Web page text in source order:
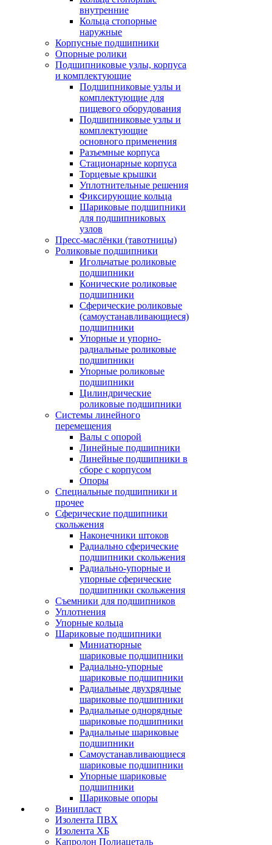
внутренние
Кольца стопорные
наружные
Корпусные подшипники
Опорные ролики
Подшипниковые узлы, корпуса
и комплектующие
Подшипниковые узлы и
комплектующие для
пищевого оборудования
Подшипниковые узлы и
комплектующие
основного применения
Разъемные корпуса
Стационарные корпуса
Торцевые крышки
Уплотнительные решения
Фиксирующие кольца
Шариковые подшипники
для подшипниковых
узлов
Пресс-маслёнки (тавотницы)
Роликовые подшипники
Игольчатые роликовые
подшипники
Конические роликовые
подшипники
Сферические роликовые
(самоустанавливающиеся)
подшипники
Упорные и упорно-
радиальные роликовые
подшипники
Упорные роликовые
подшипники
Цилиндрические
роликовые подшипники
Системы линейного
перемещения
Валы с опорой
Линейные подшипники
Линейные подшипники в
сборе с корпусом
Опоры
Специальные подшипники и
прочее
Сферические подшипники
скольжения
Наконечники штоков
Радиально сферические
подшипники скольжения
Радиально-упорные и
упорные сферические
подшипники скольжения
Съемники для подшипников
Уплотнения
Упорные кольца
Шариковые подшипники
Миниатюрные
шариковые подшипники
Радиально-упорные
шариковые подшипники
Радиальные двухрядные
шариковые подшипники
Радиальные однорядные
шариковые подшипники
Радиальные шариковые
подшипники
Самоустанавливающиеся
шариковые подшипники
Упорные шариковые
подшипники
Шариковые опоры
Винипласт
Изолента ПВХ
Изолента ХБ
Капролон Полиацеталь